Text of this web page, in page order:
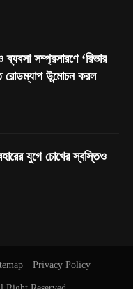
সম্প্রসারণে ‘রিভার
উন্মোচন করল
যুগে চোখের স্বস্তিও
Privacy Policy